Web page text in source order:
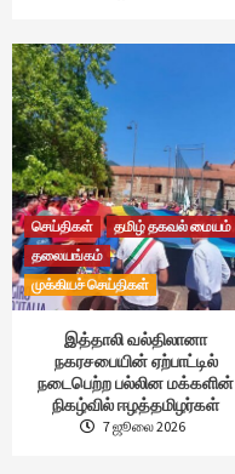
செய்திகள்
தமிழ் தகவல் மையம்
தலையங்கம்
முக்கியச் செய்திகள்
இத்தாலி வல்திலானா
நகரசபையின் ஏற்பாட்டில்
நடைபெற்ற பல்லின மக்களின்
நிகழ்வில் ஈழத்தமிழர்கள்
7 ஜூலை 2026